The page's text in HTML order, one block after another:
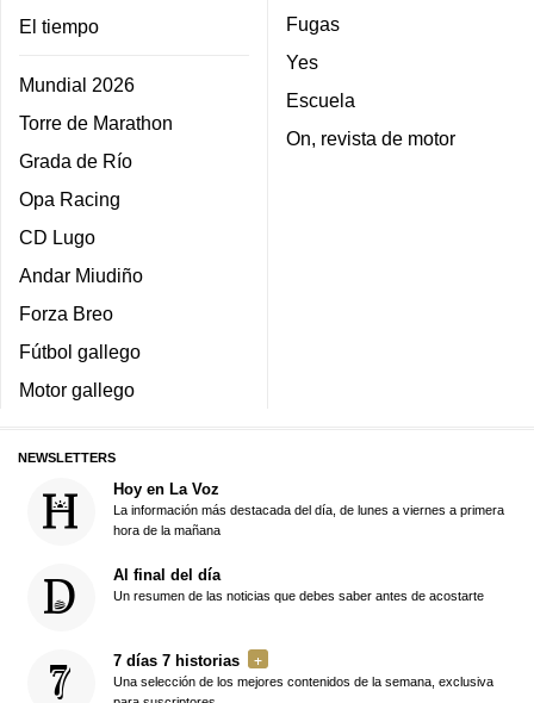
El tiempo
Mundial 2026
Torre de Marathon
Grada de Río
Opa Racing
CD Lugo
Andar Miudiño
Forza Breo
Fútbol gallego
Motor gallego
Fugas
Yes
Escuela
On, revista de motor
NEWSLETTERS
Hoy en La Voz
La información más destacada del día, de lunes a viernes a primera
hora de la mañana
Al final del día
Un resumen de las noticias que debes saber antes de acostarte
7 días 7 historias
Una selección de los mejores contenidos de la semana, exclusiva